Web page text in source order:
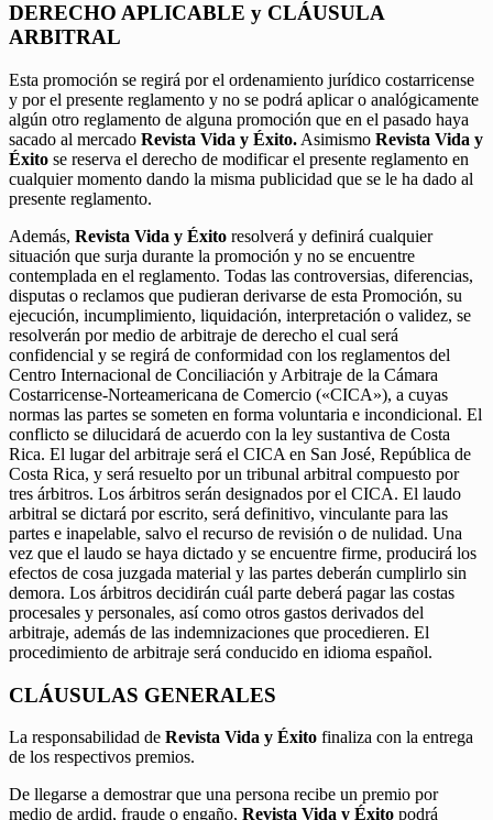
DERECHO APLICABLE y CLÁUSULA
ARBITRAL
Esta promoción se regirá por el ordenamiento jurídico costarricense
y por el presente reglamento y no se podrá aplicar o analógicamente
algún otro reglamento de alguna promoción que en el pasado haya
sacado al mercado Revista Vida y Éxito. Asimismo Revista Vida y
Éxito se reserva el derecho de modificar el presente reglamento en
cualquier momento dando la misma publicidad que se le ha dado al
presente reglamento.
Además, Revista Vida y Éxito resolverá y definirá cualquier
situación que surja durante la promoción y no se encuentre
contemplada en el reglamento. Todas las controversias, diferencias,
disputas o reclamos que pudieran derivarse de esta Promoción, su
ejecución, incumplimiento, liquidación, interpretación o validez, se
resolverán por medio de arbitraje de derecho el cual será
confidencial y se regirá de conformidad con los reglamentos del
Centro Internacional de Conciliación y Arbitraje de la Cámara
Costarricense-Norteamericana de Comercio («CICA»), a cuyas
normas las partes se someten en forma voluntaria e incondicional. El
conflicto se dilucidará de acuerdo con la ley sustantiva de Costa
Rica. El lugar del arbitraje será el CICA en San José, República de
Costa Rica, y será resuelto por un tribunal arbitral compuesto por
tres árbitros. Los árbitros serán designados por el CICA. El laudo
arbitral se dictará por escrito, será definitivo, vinculante para las
partes e inapelable, salvo el recurso de revisión o de nulidad. Una
vez que el laudo se haya dictado y se encuentre firme, producirá los
efectos de cosa juzgada material y las partes deberán cumplirlo sin
demora. Los árbitros decidirán cuál parte deberá pagar las costas
procesales y personales, así como otros gastos derivados del
arbitraje, además de las indemnizaciones que procedieren. El
procedimiento de arbitraje será conducido en idioma español.
CLÁUSULAS GENERALES
La responsabilidad de Revista Vida y Éxito finaliza con la entrega
de los respectivos premios.
De llegarse a demostrar que una persona recibe un premio por
medio de ardid, fraude o engaño, Revista Vida y Éxito podrá